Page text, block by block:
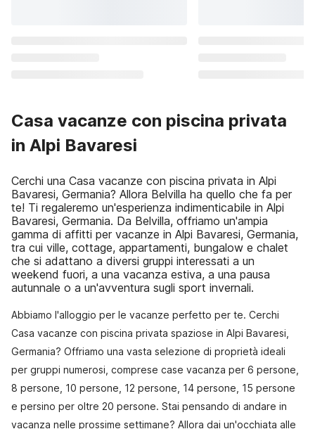
Casa vacanze con piscina privata
in Alpi Bavaresi
Cerchi una Casa vacanze con piscina privata in Alpi
Bavaresi, Germania? Allora Belvilla ha quello che fa per
te! Ti regaleremo un'esperienza indimenticabile in Alpi
Bavaresi, Germania. Da Belvilla, offriamo un'ampia
gamma di affitti per vacanze in Alpi Bavaresi, Germania,
tra cui ville, cottage, appartamenti, bungalow e chalet
che si adattano a diversi gruppi interessati a un
weekend fuori, a una vacanza estiva, a una pausa
autunnale o a un'avventura sugli sport invernali.
Abbiamo l'alloggio per le vacanze perfetto per te. Cerchi
Casa vacanze con piscina privata spaziose in Alpi Bavaresi,
Germania? Offriamo una vasta selezione di proprietà ideali
per gruppi numerosi, comprese case vacanza per 6 persone,
8 persone, 10 persone, 12 persone, 14 persone, 15 persone
e persino per oltre 20 persone. Stai pensando di andare in
vacanza nelle prossime settimane? Allora dai un'occhiata alle